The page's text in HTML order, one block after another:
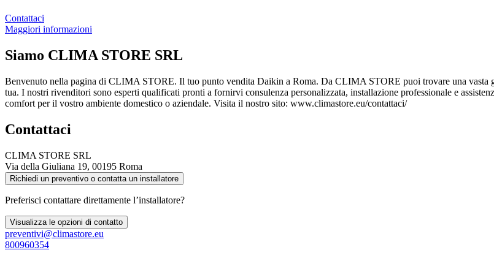
Contattaci
Maggiori informazioni
Siamo CLIMA STORE SRL
Benvenuto nella pagina di CLIMA STORE. Il tuo punto vendita Daikin a Roma. Da CLIMA STORE puoi trovare una vasta
tua. I nostri rivenditori sono esperti qualificati pronti a fornirvi consulenza personalizzata, installazione professionale e
comfort per il vostro ambiente domestico o aziendale. Visita il nostro sito: www.climastore.eu/contattaci/
Contattaci
CLIMA STORE SRL
Via della Giuliana 19, 00195 Roma
Richiedi un preventivo o contatta un installatore
Preferisci contattare direttamente l’installatore?
Visualizza le opzioni di contatto
preventivi@climastore.eu
800960354